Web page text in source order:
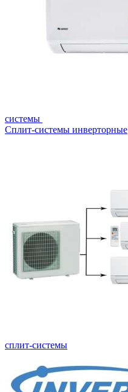
системы
Сплит-системы инверторные
сплит-системы